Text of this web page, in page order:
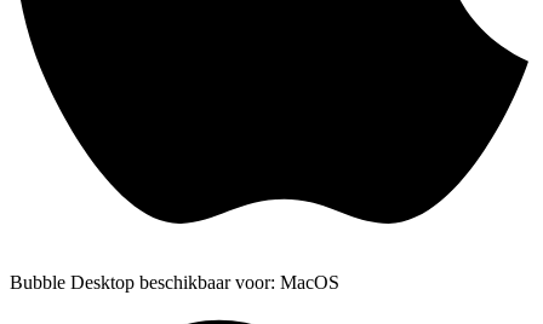
Bubble Desktop beschikbaar voor: MacOS